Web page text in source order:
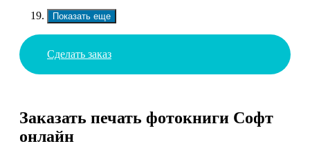
Показать еще
Сделать заказ
Заказать печать фотокниги Софт
онлайн